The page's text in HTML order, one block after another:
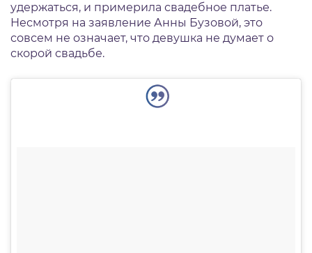
удержаться, и примерила свадебное платье.
Несмотря на заявление Анны Бузовой, это
совсем не означает, что девушка не думает о
скорой свадьбе.